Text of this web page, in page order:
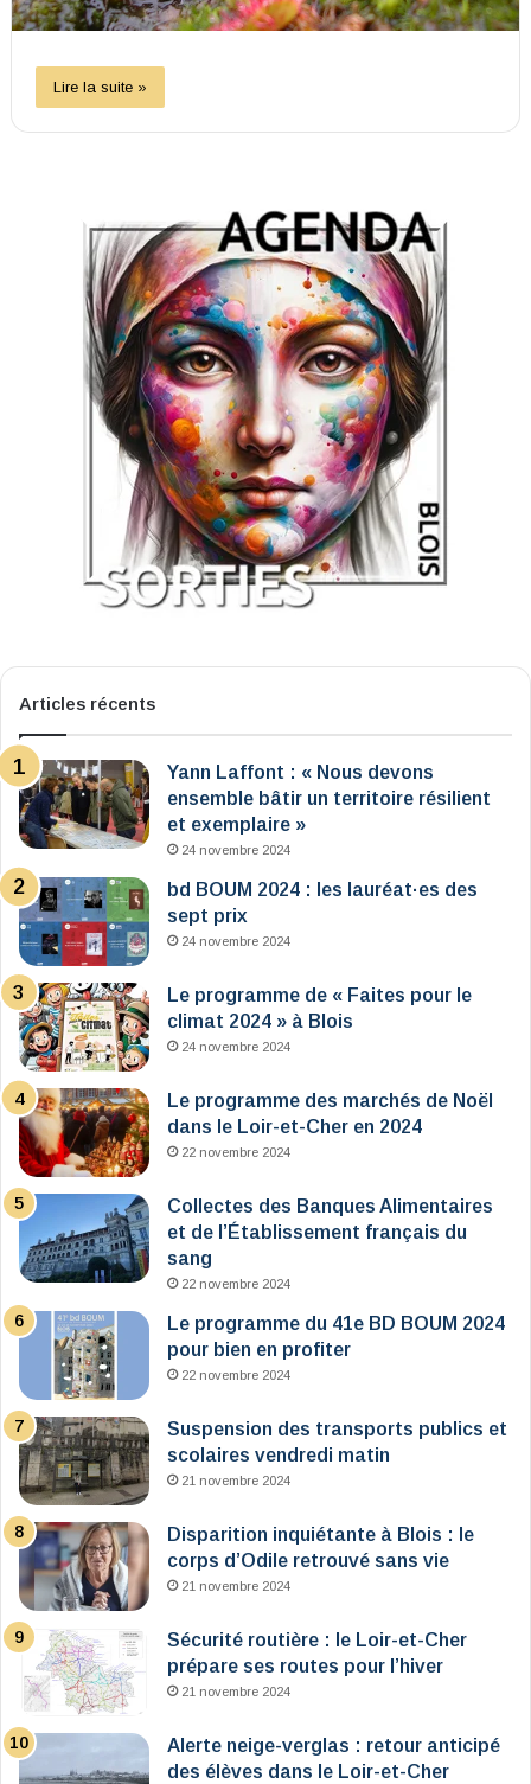
Lire la suite »
Articles récents
Yann Laffont : « Nous devons
ensemble bâtir un territoire résilient
et exemplaire »
24 novembre 2024
bd BOUM 2024 : les lauréat·es des
sept prix
24 novembre 2024
Le programme de « Faites pour le
climat 2024 » à Blois
24 novembre 2024
Le programme des marchés de Noël
dans le Loir-et-Cher en 2024
22 novembre 2024
Collectes des Banques Alimentaires
et de l’Établissement français du
sang
22 novembre 2024
Le programme du 41e BD BOUM 2024
pour bien en profiter
22 novembre 2024
Suspension des transports publics et
scolaires vendredi matin
21 novembre 2024
Disparition inquiétante à Blois : le
corps d’Odile retrouvé sans vie
21 novembre 2024
Sécurité routière : le Loir-et-Cher
prépare ses routes pour l’hiver
21 novembre 2024
Alerte neige-verglas : retour anticipé
des élèves dans le Loir-et-Cher